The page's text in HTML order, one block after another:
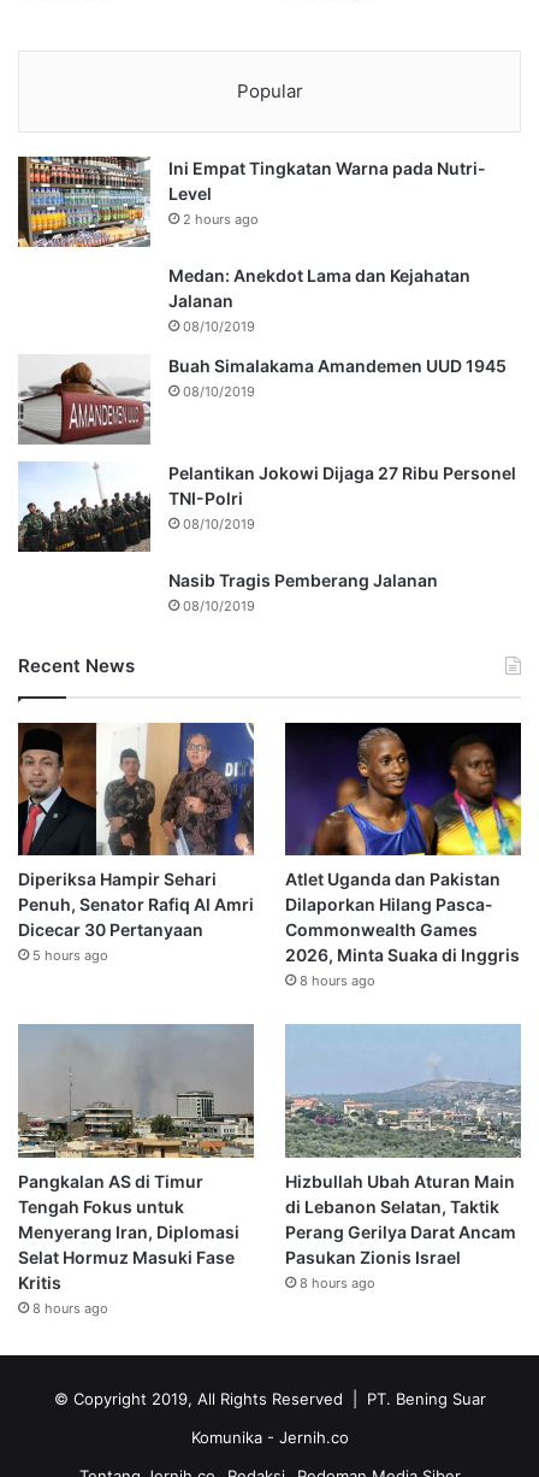
Popular
Ini Empat Tingkatan Warna pada Nutri-
Level
2 hours ago
Medan: Anekdot Lama dan Kejahatan
Jalanan
08/10/2019
Buah Simalakama Amandemen UUD 1945
08/10/2019
Pelantikan Jokowi Dijaga 27 Ribu Personel
TNI-Polri
08/10/2019
Nasib Tragis Pemberang Jalanan
08/10/2019
Recent News
Diperiksa Hampir Sehari
Penuh, Senator Rafiq Al Amri
Dicecar 30 Pertanyaan
5 hours ago
Atlet Uganda dan Pakistan
Dilaporkan Hilang Pasca-
Commonwealth Games
2026, Minta Suaka di Inggris
8 hours ago
Pangkalan AS di Timur
Tengah Fokus untuk
Menyerang Iran, Diplomasi
Selat Hormuz Masuki Fase
Kritis
8 hours ago
Hizbullah Ubah Aturan Main
di Lebanon Selatan, Taktik
Perang Gerilya Darat Ancam
Pasukan Zionis Israel
8 hours ago
© Copyright 2019, All Rights Reserved | PT. Bening Suar
Komunika - Jernih.co